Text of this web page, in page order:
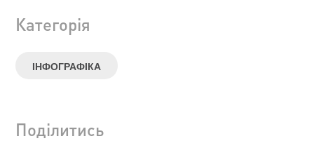
Категорія
ІНФОГРАФІКА
Поділитись